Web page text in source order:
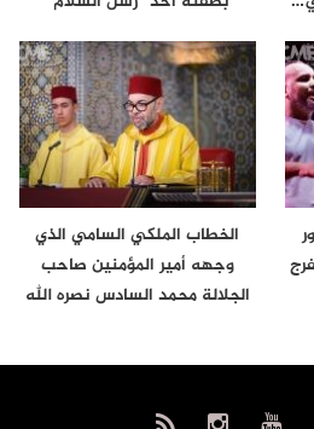
متفرج
الخطاب الملكي السامي الذي
وجهه أمير المؤمنين صاحب
الجلالة محمد السادس نصره الله